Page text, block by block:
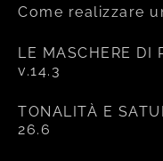
Come realizzare
LE MASCHERE DI
v.14.3
TONALITÀ E
26.6